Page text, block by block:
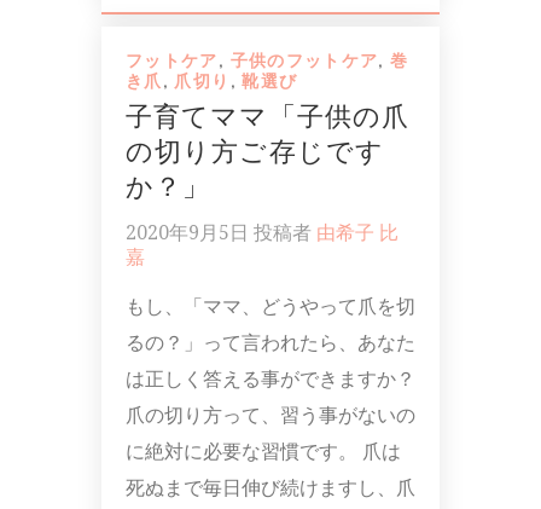
フットケア, 子供のフットケア,巻
き爪 , 爪切り ,靴選び
子育てママ「子供の爪
の切り方ご存じです
か？」
2020年9月5日 投稿者 由希子 比
嘉
もし、「ママ、どうやって爪を切
るの？」って言われたら、あなた
は正しく答える事ができますか？
爪の切り方って、習う事がないの
に絶対に必要な習慣です。 爪は
死ぬまで毎日伸び続けますし、爪